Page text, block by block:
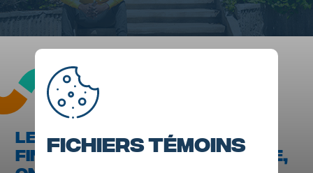
Fichiers témoins
LE PRIX DE L'INGÉNIOSITÉ À LA
FINALE NATIONALE DE SCIENCE,